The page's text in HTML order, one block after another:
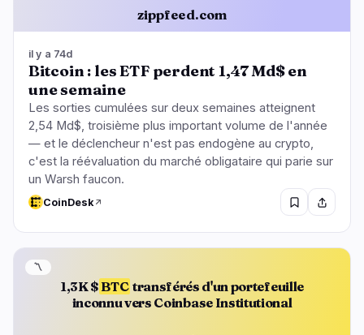
zippfeed.com
il y a 74d
Bitcoin : les ETF perdent 1,47 Md$ en
une semaine
Les sorties cumulées sur deux semaines atteignent
2,54 Md$, troisième plus important volume de l'année
— et le déclencheur n'est pas endogène au crypto,
c'est la réévaluation du marché obligataire qui parie sur
un Warsh faucon.
CoinDesk
1,3K $ BTC transférés d'un portefeuille
inconnu vers Coinbase Institutional
〽️